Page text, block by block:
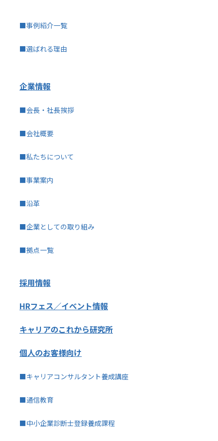
■事例紹介一覧
■選ばれる理由
企業情報
■会長・社長挨拶
■会社概要
■私たちについて
■事業案内
■沿革
■企業としての取り組み
■拠点一覧
採用情報
HRフェス／イベント情報
キャリアのこれから研究所
個人のお客様向け
■キャリアコンサルタント養成講座
■通信教育
■中小企業診断士登録養成課程